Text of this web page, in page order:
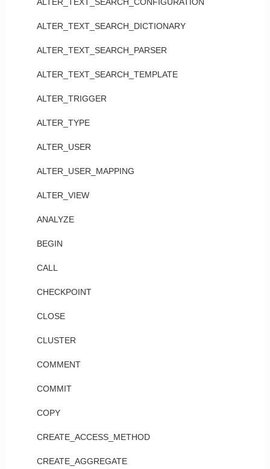
ALTER_TEXT_SEARCH_DICTIONARY
ALTER_TEXT_SEARCH_PARSER
ALTER_TEXT_SEARCH_TEMPLATE
ALTER_TRIGGER
ALTER_TYPE
ALTER_USER
ALTER_USER_MAPPING
ALTER_VIEW
ANALYZE
BEGIN
CALL
CHECKPOINT
CLOSE
CLUSTER
COMMENT
COMMIT
COPY
CREATE_ACCESS_METHOD
CREATE_AGGREGATE